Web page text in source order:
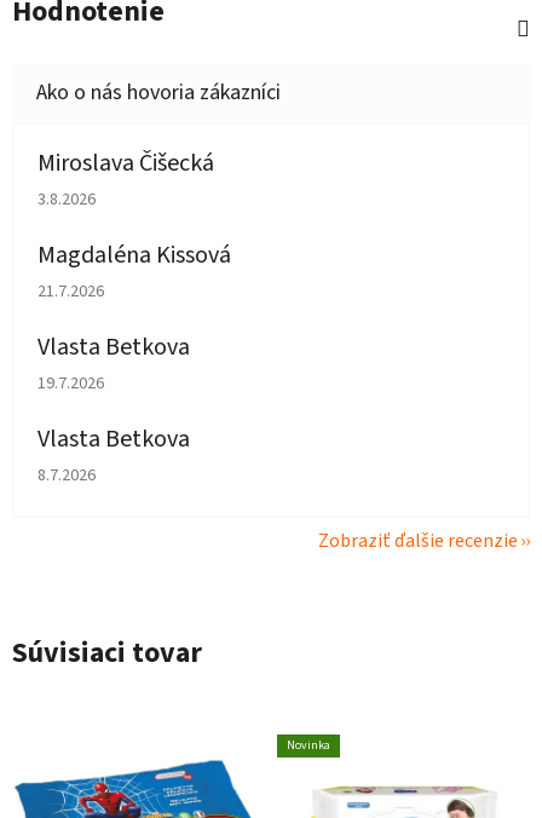
Hodnotenie
Miroslava Čišecká
Hodnotenie obchodu je 1 z 5 hviezdičiek.
3.8.2026
Magdaléna Kissová
Hodnotenie obchodu je 5 z 5 hviezdičiek.
21.7.2026
Vlasta Betkova
Hodnotenie obchodu je 5 z 5 hviezdičiek.
19.7.2026
Vlasta Betkova
Hodnotenie obchodu je 4 z 5 hviezdičiek.
8.7.2026
Zobraziť ďalšie recenzie
Súvisiaci tovar
Novinka